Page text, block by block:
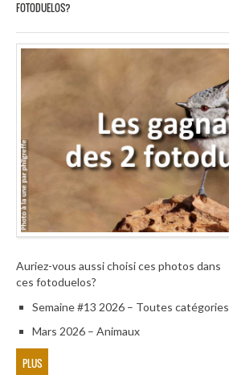
FOTODUELOS?
Auriez-vous aussi choisi ces photos dans
ces fotoduelos?
Semaine #13 2026 – Toutes catégories
Mars 2026 – Animaux
PLUS